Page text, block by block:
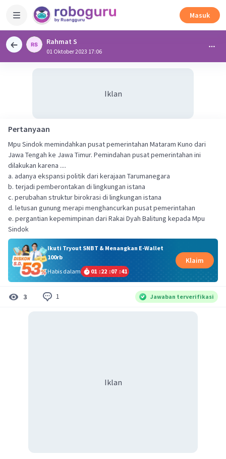
Masuk
Rahmat S
01 Oktober 2023 17:06
Iklan
Pertanyaan
Mpu Sindok memindahkan pusat pemerintahan Mataram Kuno dari
Jawa Tengah ke Jawa Timur. Pemindahan pusat pemerintahan ini
dilakukan karena ....
a. adanya ekspansi politik dari kerajaan Tarumanegara
b. terjadi pemberontakan di lingkungan istana
c. perubahan struktur birokrasi di lingkungan istana
d. letusan gunung merapi menghancurkan pusat pemerintahan
e. pergantian kepemimpinan dari Rakai Dyah Balitung kepada Mpu
Sindok
Ikuti Tryout SNBT & Menangkan E-Wallet
100rb
Habis dalam
01 :22 :07 :40
Klaim
3 1 Jawaban terverifikasi
Iklan